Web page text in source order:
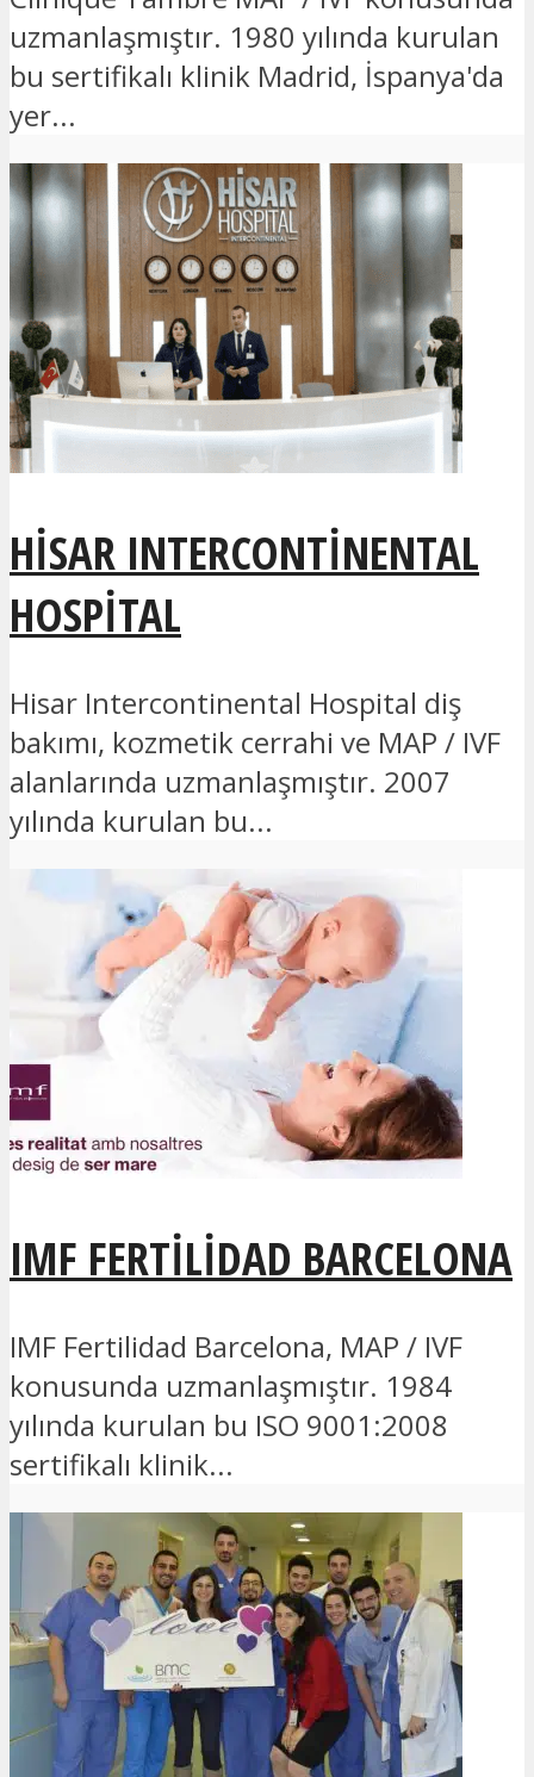
uzmanlaşmıştır. 1980 yılında kurulan
bu sertifikalı klinik Madrid, İspanya'da
yer...
HISAR INTERCONTINENTAL
HOSPITAL
Hisar Intercontinental Hospital diş
bakımı, kozmetik cerrahi ve MAP / IVF
alanlarında uzmanlaşmıştır. 2007
yılında kurulan bu...
IMF FERTILIDAD BARCELONA
IMF Fertilidad Barcelona, MAP / IVF
konusunda uzmanlaşmıştır. 1984
yılında kurulan bu ISO 9001:2008
sertifikalı klinik...